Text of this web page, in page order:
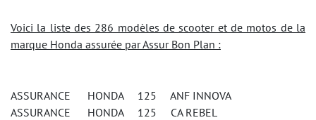
Voici la liste des 286 modèles de scooter et de motos de la
marque Honda assurée par Assur Bon Plan :
ASSURANCE HONDA 125 ANF INNOVA
ASSURANCE HONDA 125 CA REBEL